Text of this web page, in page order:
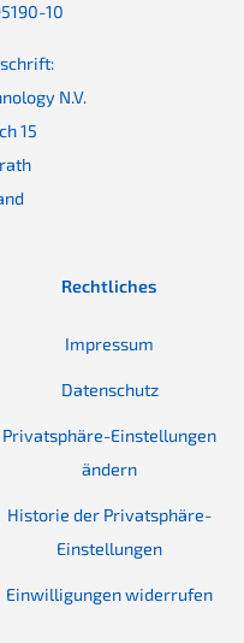
10
N.V.
15
Rechtliches
Impressum
Datenschutz
Privatsphäre-Einstellungen
ändern
Historie der Privatsphäre-
Einstellungen
Einwilligungen widerrufen